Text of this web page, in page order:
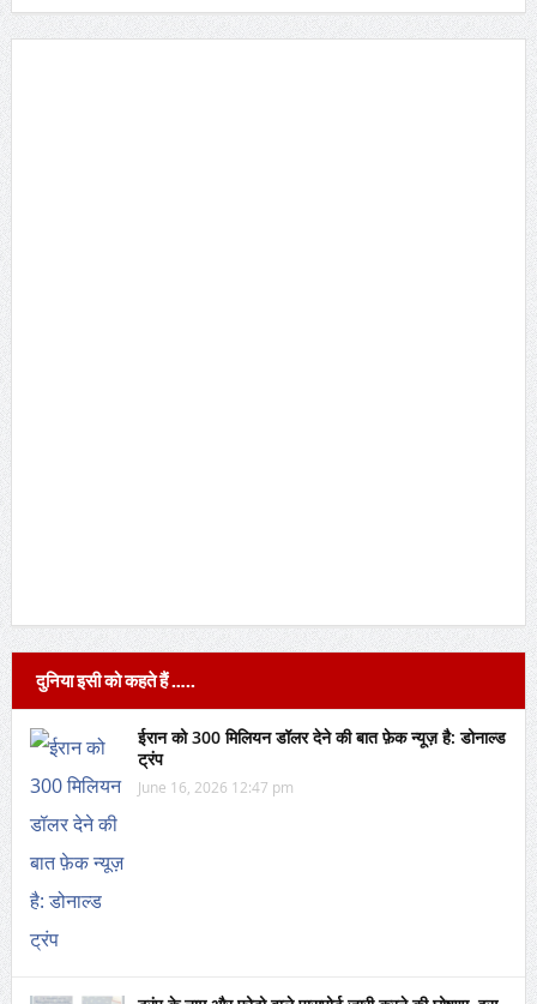
दुनिया इसी को कहते हैं …..
ईरान को 300 मिलियन डॉलर देने की बात फ़ेक न्यूज़ है: डोनाल्ड
ट्रंप
June 16, 2026 12:47 pm